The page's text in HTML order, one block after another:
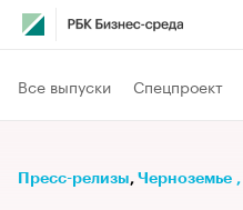
Все выпуски Спецпроект
Пресс-релизы⁠, Черноземье ,